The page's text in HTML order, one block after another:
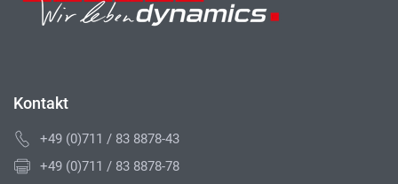
Kontakt
+49 (0)711 / 83 8878-43
+49 (0)711 / 83 8878-78